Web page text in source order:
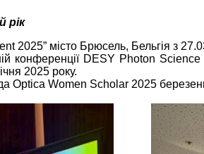
рік
2025” місто Брюсель, Бельгія з
конференції DESY Photon
2025 року.
Optica Women Scholar 2025